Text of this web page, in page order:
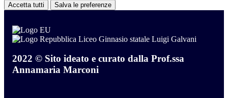
Accetta tutti Salva le preferenze
Liceo Ginnasio statale Luigi Galvani
2022 © Sito ideato e curato dalla Prof.ssa
Annamaria Marconi